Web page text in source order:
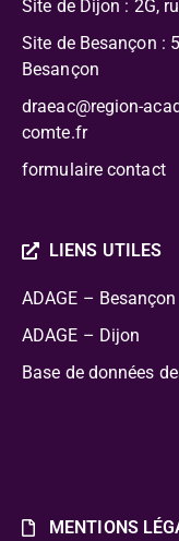
Site de Dijon : 2G,
Site de Besançon :
Besançon
draeac@region-
comte.fr
formulaire contact
LIENS UTILES
ADAGE – Besançon
ADAGE – Dijon
Base de données
MENTIONS